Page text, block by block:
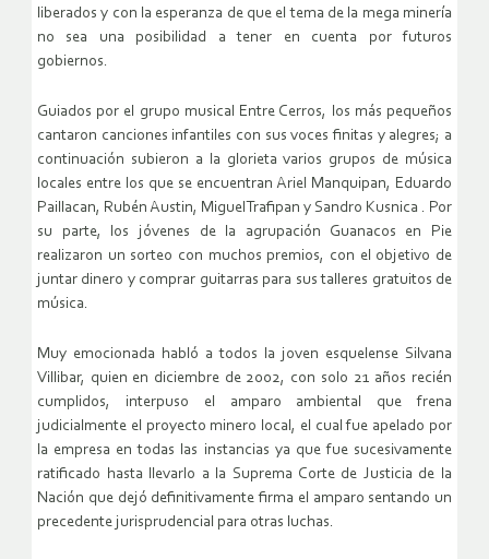
liberados y con la esperanza de que el tema de la mega minería
no sea una posibilidad a tener en cuenta por futuros
gobiernos.
Guiados por el grupo musical Entre Cerros, los más pequeños
cantaron canciones infantiles con sus voces finitas y alegres; a
continuación subieron a la glorieta varios grupos de música
locales entre los que se encuentran Ariel Manquipan, Eduardo
Paillacan, Rubén Austin, MiguelTrafipan y Sandro Kusnica . Por
su parte, los jóvenes de la agrupación Guanacos en Pie
realizaron un sorteo con muchos premios, con el objetivo de
juntar dinero y comprar guitarras para sus talleres gratuitos de
música.
Muy emocionada habló a todos la joven esquelense Silvana
Villibar, quien en diciembre de 2002, con solo 21 años recién
cumplidos, interpuso el amparo ambiental que frena
judicialmente el proyecto minero local, el cual fue apelado por
la empresa en todas las instancias ya que fue sucesivamente
ratificado hasta llevarlo a la Suprema Corte de Justicia de la
Nación que dejó definitivamente firma el amparo sentando un
precedente jurisprudencial para otras luchas.